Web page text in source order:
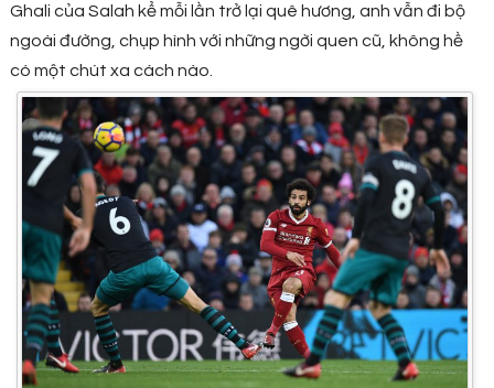
Ghali của Salah kể mỗi lần trở lại quê hương, anh vẫn đi bộ
ngoài đường, chụp hình với những ngời quen cũ, không hề
có một chút xa cách nào.